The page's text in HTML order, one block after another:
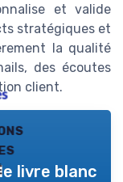
et valide
stratégiques et
la qualité
des écoutes
client.
livre blanc